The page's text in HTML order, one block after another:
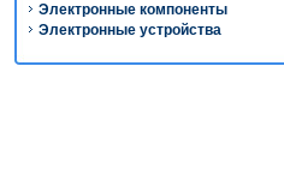
Электронные компоненты
Электронные устройства